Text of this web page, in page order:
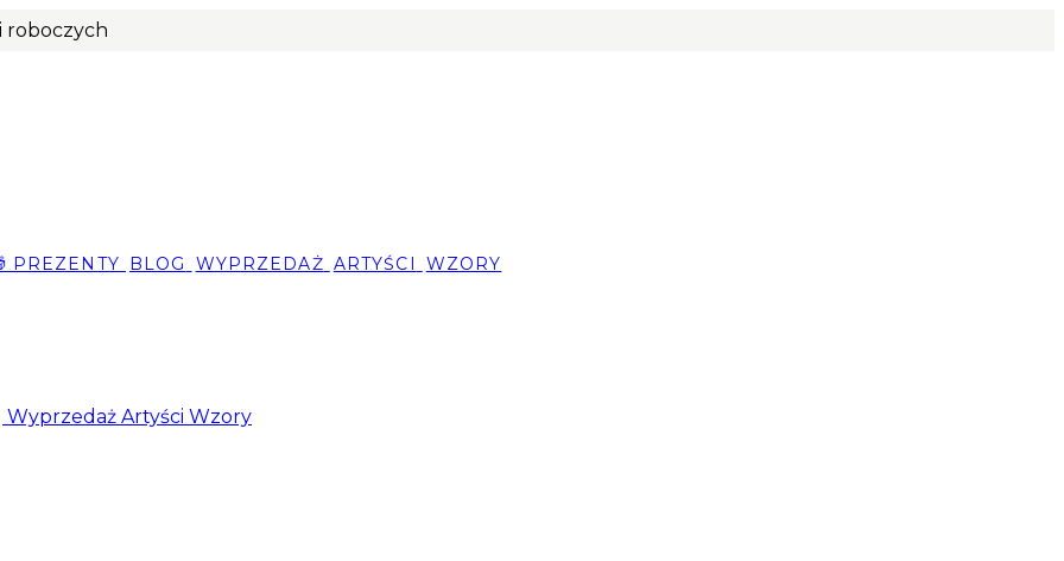
roboczych
PREZENTY BLOG WYPRZEDAŻ ARTYŚCI WZORY
Wyprzedaż Artyści Wzory